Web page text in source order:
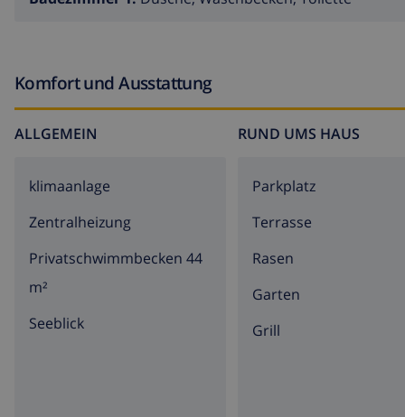
wunderschöner Garten mit Rasen, Kies, Bäumen und
3 Terrassen, wovon 1 überdacht
Aussenküche und Barbecue
überdachter privater Parkplatz und 2 private Parkplätze
Mehr Information
nächster Ort innerhalb von 2 Kilometern der Luxus-
nächster Strand innerhalb von 1000 Metern der
Komfort und Ausstattung
ALLGEMEIN
klimaanlage
Zentralheizung
Privatschwimmbecken 44
m²
Seeblick
RUND UMS HAUS
Parkplatz
Terrasse
Rasen
Garten
Grill